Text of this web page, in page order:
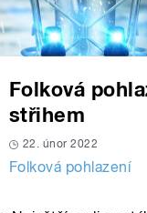
Folková
střihem
22. únor 2022
Folková pohlazení